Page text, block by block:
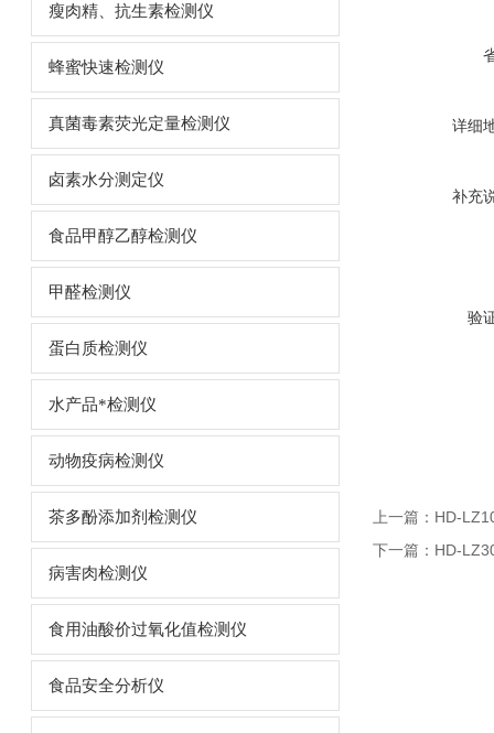
瘦肉精、抗生素检测仪
蜂蜜快速检测仪
真菌毒素荧光定量检测仪
卤素水分测定仪
食品甲醇乙醇检测仪
甲醛检测仪
蛋白质检测仪
水产品*检测仪
动物疫病检测仪
茶多酚添加剂检测仪
病害肉检测仪
食用油酸价过氧化值检测仪
食品安全分析仪
详细
补充
验
上一篇： HD-
下一篇： HD-